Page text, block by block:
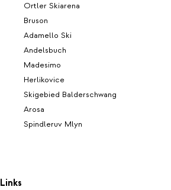
Ortler Skiarena
Bruson
Adamello Ski
Andelsbuch
Madesimo
Herlikovice
Skigebied Balderschwang
Arosa
Spindleruv Mlyn
Links